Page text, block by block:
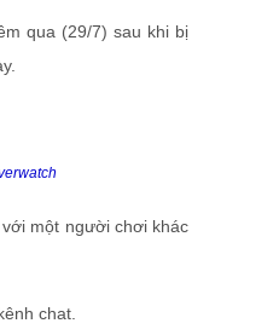
qua (29/7) sau khi bị
một người chơi khác
chat.